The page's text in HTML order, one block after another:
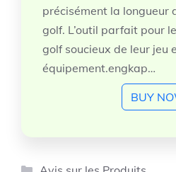
précisément la longueur
golf. L’outil parfait pour
golf soucieux de leur jeu
équipement.engkap…
BUY
Catégories